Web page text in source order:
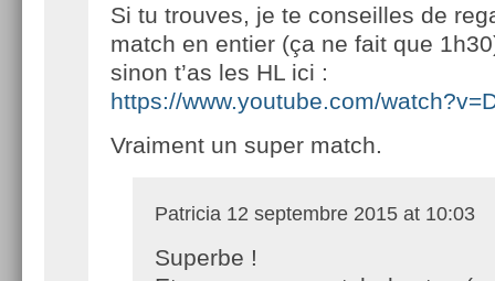
Si tu trouves, je te conseilles de
match en entier (ça ne fait que
sinon t’as les HL ici :
https://www.youtube.com/
Vraiment un super match.
Patricia 12 septembre 2015 at 10:03
Superbe !